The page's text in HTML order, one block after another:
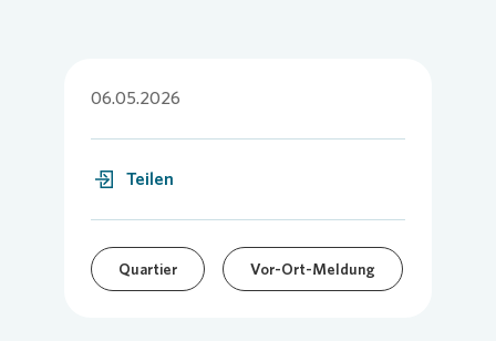
06.05.2026
Teilen
Quartier Vor-Ort-Meldung